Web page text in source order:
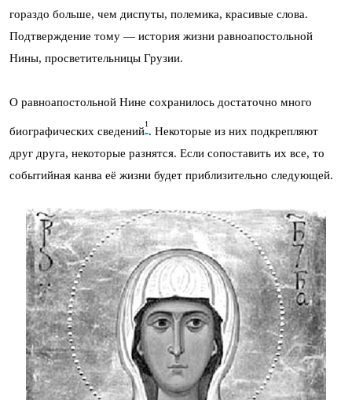
гораздо больше, чем диспуты, полемика, красивые слова.
Подтверждение тому — история жизни равноапостольной
Нины, просветительницы Грузии.
О равноапостольной Нине сохранилось достаточно много
биографических сведений
1
. Некоторые из них подкрепляют
друг друга, некоторые разнятся. Если сопоставить их все, то
событийная канва её жизни будет приблизительно следующей.